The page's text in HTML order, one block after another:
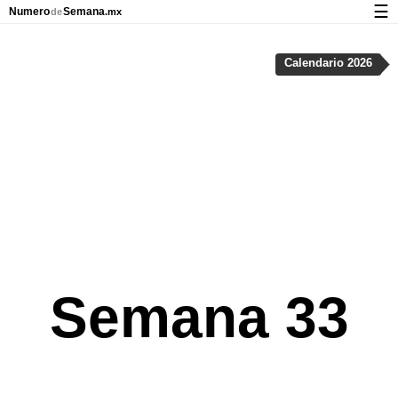
Semana 33
Calendario 2026
NumerodeSemana.mx ☰